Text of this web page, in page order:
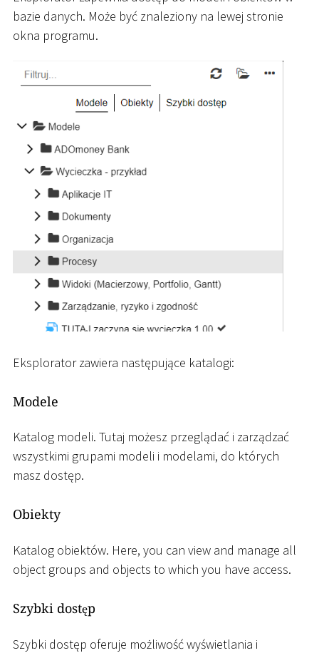
bazie danych. Może być znaleziony na lewej stronie
okna programu.
Eksplorator zawiera następujące katalogi:
Modele
Katalog modeli. Tutaj możesz przeglądać i zarządzać
wszystkimi grupami modeli i modelami, do których
masz dostęp.
Obiekty
Katalog obiektów. Here, you can view and manage all
object groups and objects to which you have access.
Szybki dostęp
Szybki dostęp oferuje możliwość wyświetlania i